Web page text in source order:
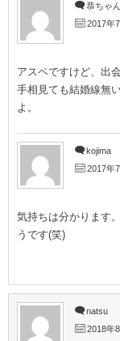
恭ちゃん
2017年
アスペですけど、出
手相見ても結婚線無
よ。
kojima
2017年
気持ちは分かります
うです(笑)
natsu
2018年